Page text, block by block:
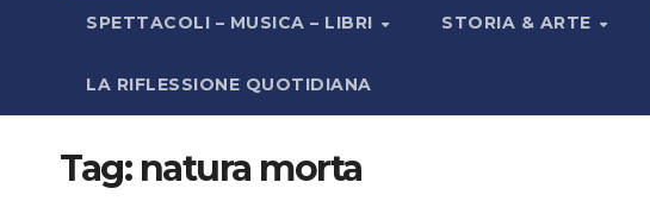
SPETTACOLI – MUSICA – LIBRI STORIA & ARTE
LA RIFLESSIONE QUOTIDIANA
Tag: natura morta